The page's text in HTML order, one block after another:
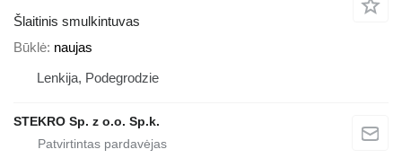
Šlaitinis smulkintuvas
Būklė naujas
Lenkija, Podegrodzie
STEKRO Sp. z o.o. Sp.k.